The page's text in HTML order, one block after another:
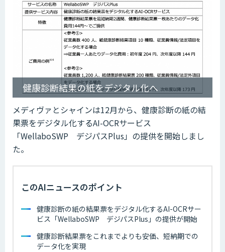
健康診断結果の紙をデジタル化へ
メディヴァとシャインは12月から、健康診断の紙の結
果票をデジタル化するAI-OCRサービス
「WellaboSWP デジパスPlus」の提供を開始しまし
た。
このAIニュースのポイント
健康診断の紙の結果票をデジタル化するAI-OCRサー
ビス「WellaboSWP デジパスPlus」の提供が開始
健康診断結果票をこれまでよりも安価、短納期での
データ化を実現